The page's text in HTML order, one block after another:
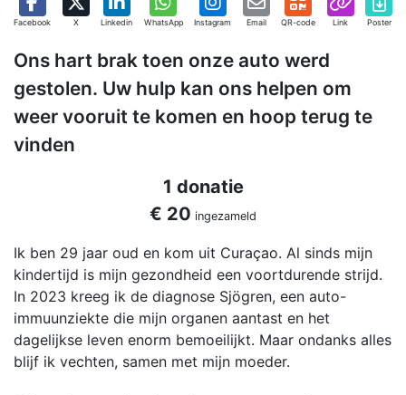
Facebook X Linkedin WhatsApp Instagram Email QR-code Link Poster
Ons hart brak toen onze auto werd
gestolen. Uw hulp kan ons helpen om
weer vooruit te komen en hoop terug te
vinden
1 donatie
€ 20 ingezameld
Ik ben 29 jaar oud en kom uit Curaçao. Al sinds mijn
kindertijd is mijn gezondheid een voortdurende strijd.
In 2023 kreeg ik de diagnose Sjögren, een auto-
immuunziekte die mijn organen aantast en het
dagelijkse leven enorm bemoeilijkt. Maar ondanks alles
blijf ik vechten, samen met mijn moeder.